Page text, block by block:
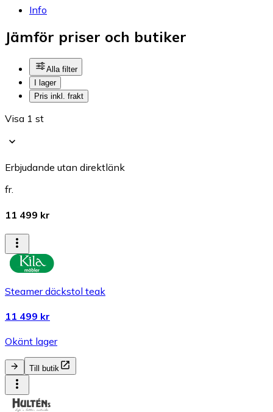
Info
Jämför priser och butiker
Alla filter
I lager
Pris inkl. frakt
Visa 1 st
Erbjudande utan direktlänk
fr.
11 499 kr
Steamer däckstol teak
11 499 kr
Okänt lager
Till butik